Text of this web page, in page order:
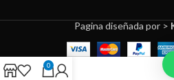
Pagina diseñada por >
0